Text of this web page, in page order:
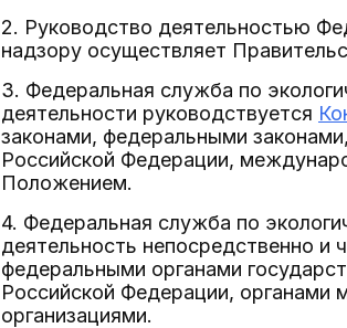
2. Руководство деятельностью
надзору осуществляет
3. Федеральная служба по
деятельности руководствуется
законами, федеральными
Российской Федерации,
Положением.
4. Федеральная служба по
деятельность непосредственно и
федеральными органами
Российской Федерации, органами
организациями.